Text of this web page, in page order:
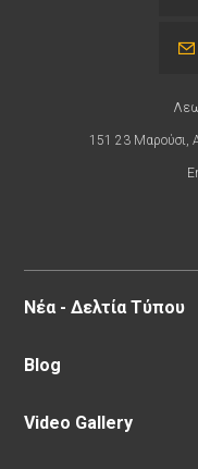
151 23 Μαρούσι,
Νέα - Δελτία Τύπου
Blog
Video Gallery